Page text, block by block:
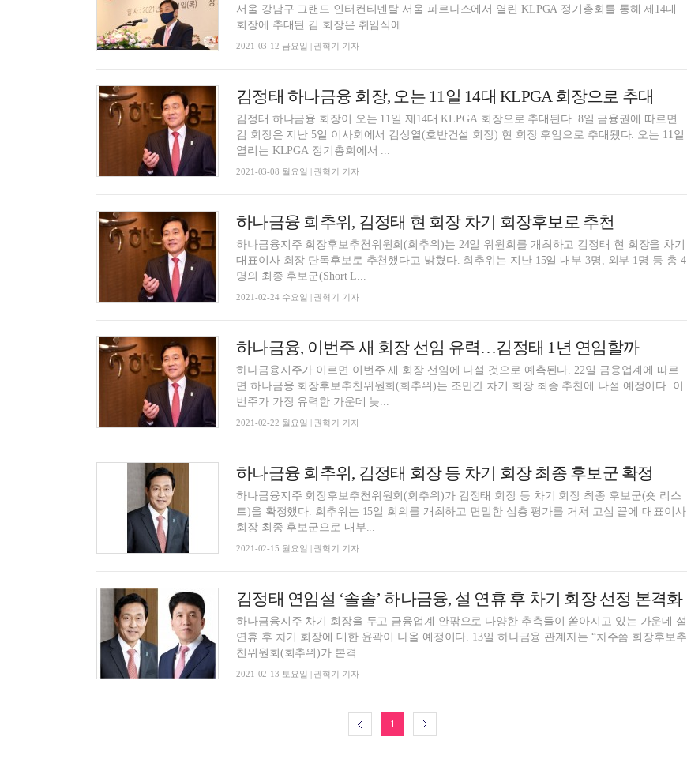
서울 강남구 그랜드 인터컨티넨탈 서울 파르나스에서 열린 KLPGA 정기총회를 통해 제14대
회장에 추대된 김 회장은 취임식에...
2021-03-12 금요일 | 권혁기 기자
김정태 하나금융 회장, 오는 11일 14대 KLPGA 회장으로 추대
김정태 하나금융 회장이 오는 11일 제14대 KLPGA 회장으로 추대된다. 8일 금융권에 따르면
김 회장은 지난 5일 이사회에서 김상열(호반건설 회장) 현 회장 후임으로 추대됐다. 오는 11일
열리는 KLPGA 정기총회에서 ...
2021-03-08 월요일 | 권혁기 기자
하나금융 회추위, 김정태 현 회장 차기 회장후보로 추천
하나금융지주 회장후보추천위원회(회추위)는 24일 위원회를 개최하고 김정태 현 회장을 차기
대표이사 회장 단독후보로 추천했다고 밝혔다. 회추위는 지난 15일 내부 3명, 외부 1명 등 총 4
명의 최종 후보군(Short L...
2021-02-24 수요일 | 권혁기 기자
하나금융, 이번주 새 회장 선임 유력…김정태 1년 연임할까
하나금융지주가 이르면 이번주 새 회장 선임에 나설 것으로 예측된다. 22일 금융업계에 따르
면 하나금융 회장후보추천위원회(회추위)는 조만간 차기 회장 최종 추천에 나설 예정이다. 이
번주가 가장 유력한 가운데 늦...
2021-02-22 월요일 | 권혁기 기자
하나금융 회추위, 김정태 회장 등 차기 회장 최종 후보군 확정
하나금융지주 회장후보추천위원회(회추위)가 김정태 회장 등 차기 회장 최종 후보군(숏 리스
트)을 확정했다. 회추위는 15일 회의를 개최하고 면밀한 심층 평가를 거쳐 고심 끝에 대표이사
회장 최종 후보군으로 내부...
2021-02-15 월요일 | 권혁기 기자
김정태 연임설 ‘솔솔’ 하나금융, 설 연휴 후 차기 회장 선정 본격화
하나금융지주 차기 회장을 두고 금융업계 안팎으로 다양한 추측들이 쏟아지고 있는 가운데 설
연휴 후 차기 회장에 대한 윤곽이 나올 예정이다. 13일 하나금융 관계자는 “차주쯤 회장후보추
천위원회(회추위)가 본격...
2021-02-13 토요일 | 권혁기 기자
1